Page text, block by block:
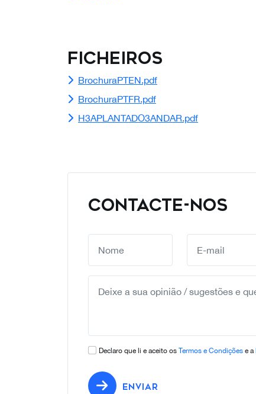
Ficheiros
BrochuraPTEN.pdf
BrochuraPTFR.pdf
H3APLANTADO3ANDAR.pdf
CONTACTE-NOS
Declaro que li e aceito os Termos e Condições e a
ENVIAR